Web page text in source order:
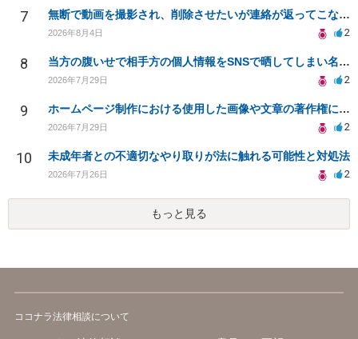
7 無断で動画を撮影され、削除させたいが連絡が返ってこない。
2026年8月4日 2
8 当方の腹いせで相手方の個人情報をSNSで晒してしまい名誉毀損させてしまったかもしれない
2026年7月29日 2
9 ホームページ制作における使用した画像や文章の著作権について
2026年7月29日 2
10 未成年者との不適切なやり取りが法に触れる可能性と対処法
2026年7月26日 2
もっと見る
ココナラ法律相談について